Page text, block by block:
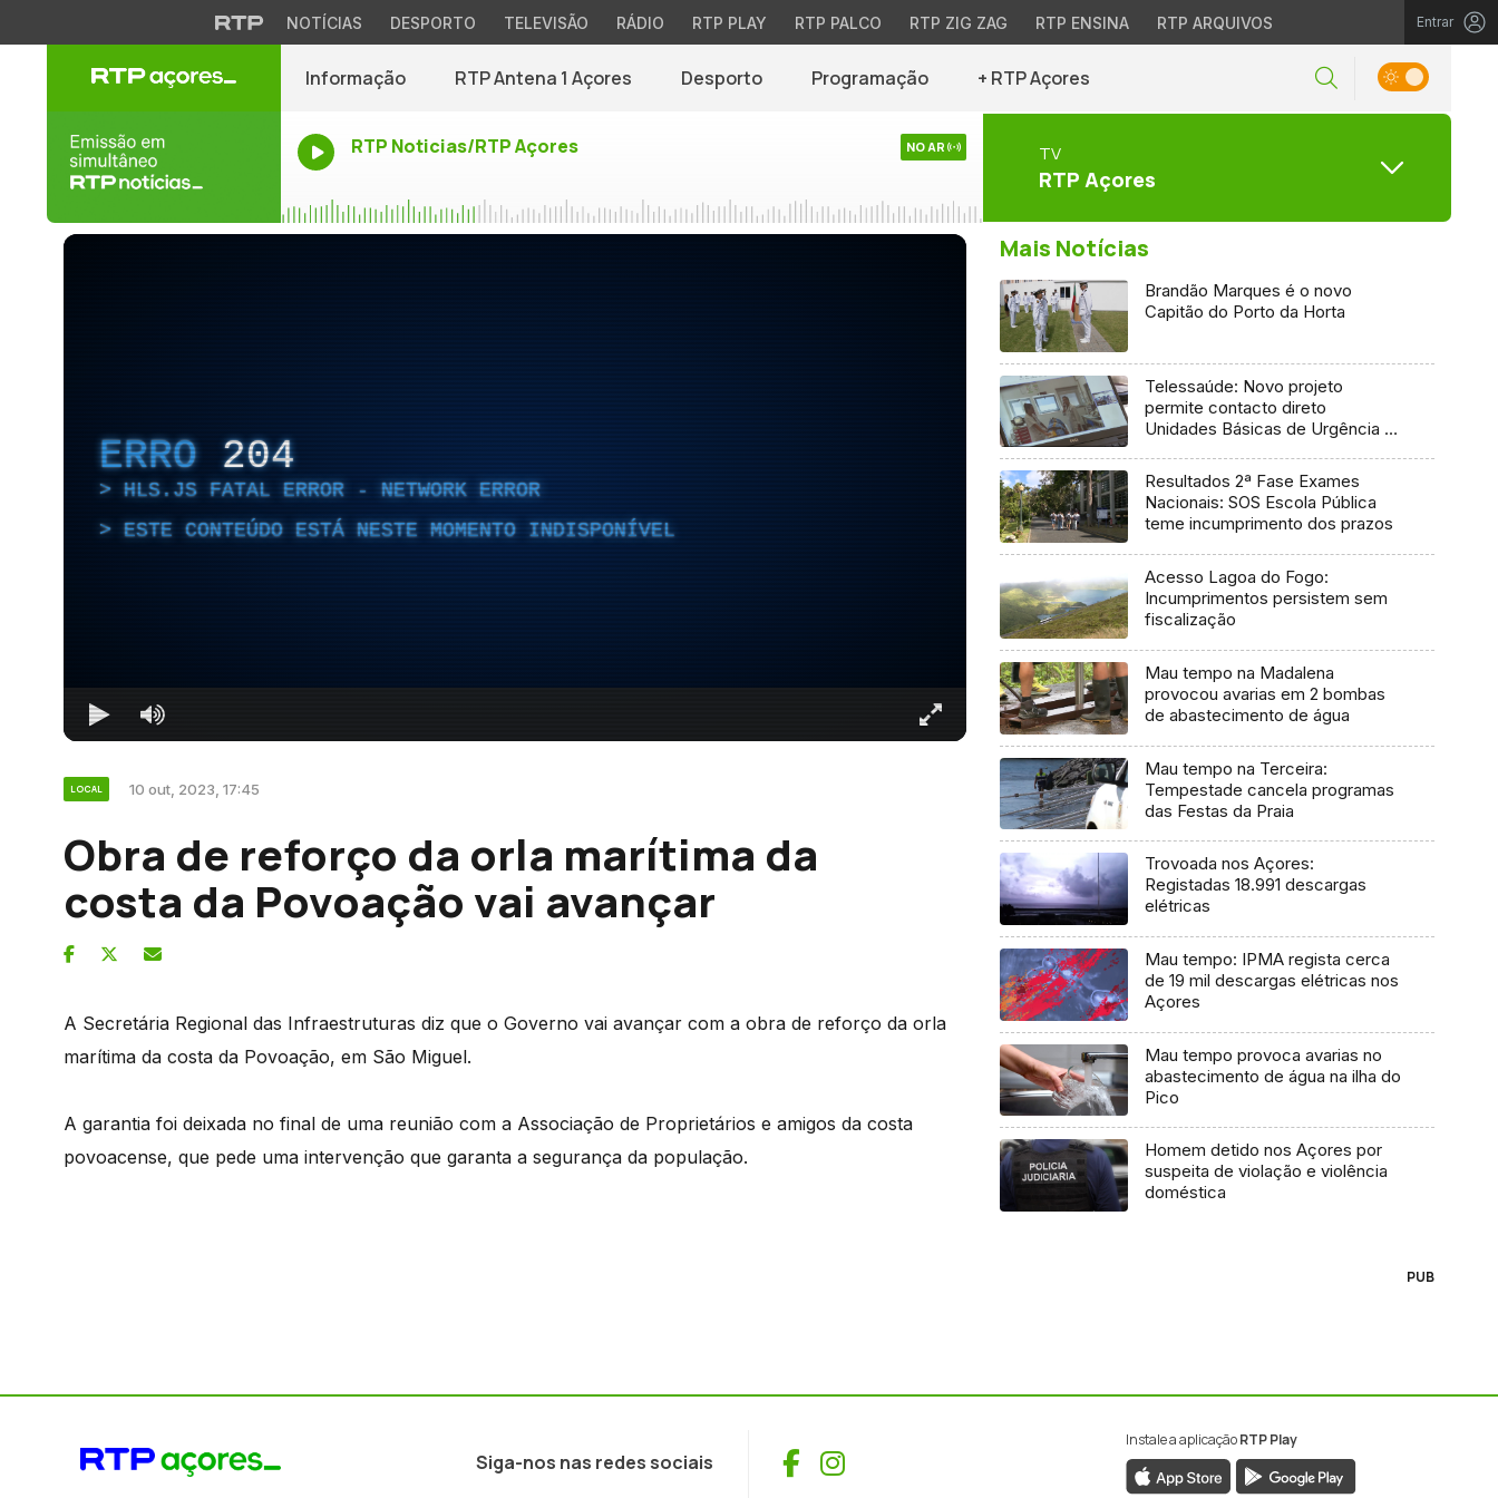
NOTÍCIAS DESPORTO TELEVISÃO RÁDIO RTP PLAY RTP PALCO RTP ZIG ZAG RTP ENSINA RTP ARQUIVOS Entrar
Informação RTP Antena 1 Açores Desporto Programação + RTP Açores
RTP Noticias/RTP Açores NO AR TV
RTP Açores
ERRO 204
HLS.JS FATAL ERROR - NETWORK ERROR
ESTE CONTEÚDO ESTÁ NESTE MOMENTO INDISPONÍVEL
LOCAL 10 out, 2023, 17:45
Obra de reforço da orla marítima da
costa da Povoação vai avançar
A Secretária Regional das Infraestruturas diz que o Governo vai avançar com a obra de reforço da orla
marítima da costa da Povoação, em São Miguel.
A garantia foi deixada no final de uma reunião com a Associação de Proprietários e amigos da costa
povoacense, que pede uma intervenção que garanta a segurança da população.
Mais Notícias
Brandão Marques é o novo
Capitão do Porto da Horta
Telessaúde: Novo projeto
permite contacto direto
Unidades Básicas de Urgência e
Resultados 2ª Fase Exames
Nacionais: SOS Escola Pública
teme incumprimento dos prazos
Acesso Lagoa do Fogo:
Incumprimentos persistem sem
fiscalização
Mau tempo na Madalena
provocou avarias em 2 bombas
de abastecimento de água
Mau tempo na Terceira:
Tempestade cancela programas
das Festas da Praia
Trovoada nos Açores:
Registadas 18.991 descargas
elétricas
Mau tempo: IPMA regista cerca
de 19 mil descargas elétricas nos
Açores
Mau tempo provoca avarias no
abastecimento de água na ilha do
Pico
Homem detido nos Açores por
suspeita de violação e violência
doméstica
PUB
Siga-nos nas redes sociais Facebook
Instagram
Instale a aplicaçãoRTP Play